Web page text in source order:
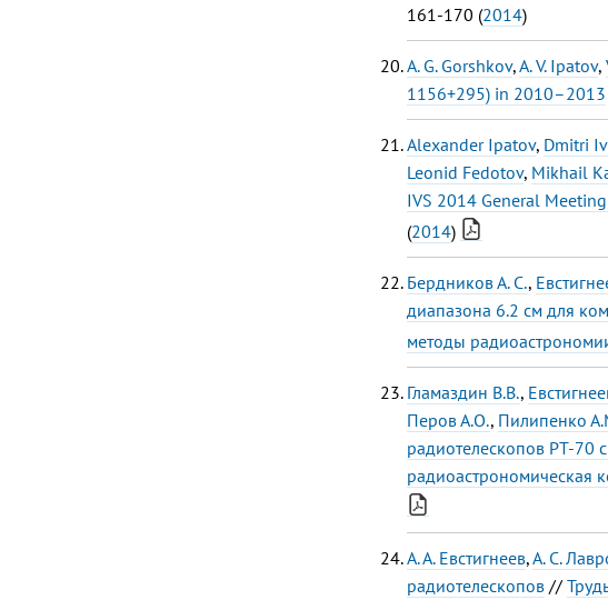
161-170 (2014)
A. G. Gorshkov,A. V. Ipatov,
1156+295) in 2010–2013
Alexander Ipatov, Dmitri
Leonid Fedotov, Mikhail
IVS 2014 General
(2014)
Бердников А. С.,
диапазона 6.2 см для
методы
Гламаздин В.В.,
Перов А.О., Пилипенко
радиотелескопов РТ-70
радиоастрономическая
А. А. Евстигнеев,А. С.
радиотелескопов //